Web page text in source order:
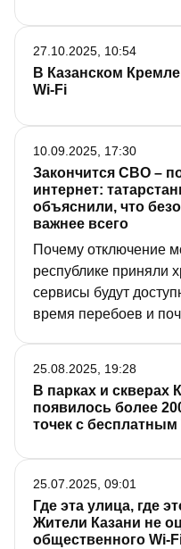
В Казанском
Wi-Fi
27.10.2025, 10:54
Закончится СВО –
интернет:
объяснили, что
важнее всего
Почему отключение
республике приняли
сервисы будут
время перебоев и
полностью и
пресс-конференции
Хайруллин.
10.09.2025, 17:30
В парках и скверах
появилось более
точек с бесплатным
25.08.2025, 19:28
Где эта улица, где
Жители Казани не
общественного Wi-
25.07.2025, 09:01